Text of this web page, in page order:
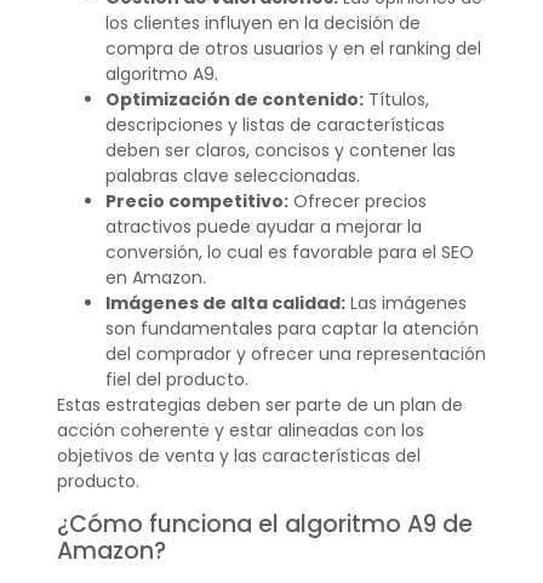
los clientes influyen en la decisión de
compra de otros usuarios y en el ranking del
algoritmo A9.
Optimización de contenido:Títulos,
descripciones y listas de características
deben ser claros, concisos y contener las
palabras clave seleccionadas.
Precio competitivo:Ofrecer precios
atractivos puede ayudar a mejorar la
conversión, lo cual es favorable para el SEO
en Amazon.
Imágenes de alta calidad:Las imágenes
son fundamentales para captar la atención
del comprador y ofrecer una representación
fiel del producto.
Estas estrategias deben ser parte de un plan de
acción coherente y estar alineadas con los
objetivos de venta y las características del
producto.
¿Cómo funciona el algoritmo A9 de
Amazon?